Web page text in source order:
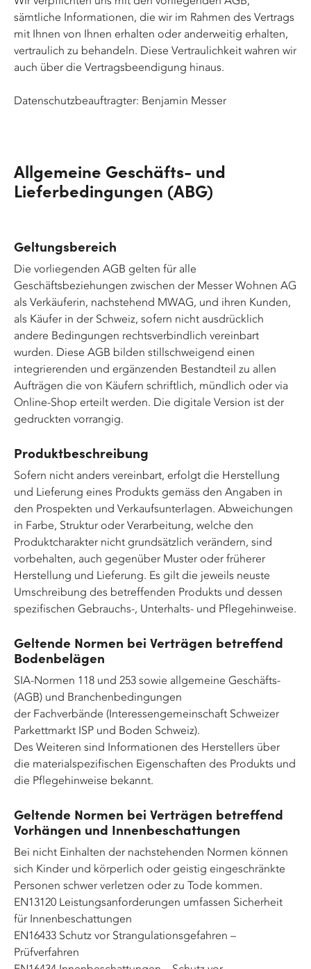
sämtliche Informationen, die wir im Rahmen des Vertrags
mit Ihnen von Ihnen erhalten oder anderweitig erhalten,
vertraulich zu behandeln. Diese Vertraulichkeit wahren wir
auch über die Vertragsbeendigung hinaus.
Datenschutzbeauftragter: Benjamin Messer
Allgemeine Geschäfts- und
Lieferbedingungen (ABG)
Geltungsbereich
Die vorliegenden AGB gelten für alle
Geschäftsbeziehungen zwischen der Messer Wohnen AG
als Verkäuferin, nachstehend MWAG, und ihren Kunden,
als Käufer in der Schweiz, sofern nicht ausdrücklich
andere Bedingungen rechtsverbindlich vereinbart
wurden. Diese AGB bilden stillschweigend einen
integrierenden und ergänzenden Bestandteil zu allen
Aufträgen die von Käufern schriftlich, mündlich oder via
Online-Shop erteilt werden. Die digitale Version ist der
gedruckten vorrangig.
Produktbeschreibung
Sofern nicht anders vereinbart, erfolgt die Herstellung
und Lieferung eines Produkts gemäss den Angaben in
den Prospekten und Verkaufsunterlagen. Abweichungen
in Farbe, Struktur oder Verarbeitung, welche den
Produktcharakter nicht grundsätzlich verändern, sind
vorbehalten, auch gegenüber Muster oder früherer
Herstellung und Lieferung. Es gilt die jeweils neuste
Umschreibung des betreffenden Produkts und dessen
spezifischen Gebrauchs-, Unterhalts- und Pflegehinweise.
Geltende Normen bei Verträgen betreffend
Bodenbelägen
SIA-Normen 118 und 253 sowie allgemeine Geschäfts-
(AGB) und Branchenbedingungen
der Fachverbände (Interessengemeinschaft Schweizer
Parkettmarkt ISP und Boden Schweiz).
Des Weiteren sind Informationen des Herstellers über
die materialspezifischen Eigenschaften des Produkts und
die Pflegehinweise bekannt.
Geltende Normen bei Verträgen betreffend
Vorhängen und Innenbeschattungen
Bei nicht Einhalten der nachstehenden Normen können
sich Kinder und körperlich oder geistig eingeschränkte
Personen schwer verletzen oder zu Tode kommen.
EN13120 Leistungsanforderungen umfassen Sicherheit
für Innenbeschattungen
EN16433 Schutz vor Strangulationsgefahren –
Prüfverfahren